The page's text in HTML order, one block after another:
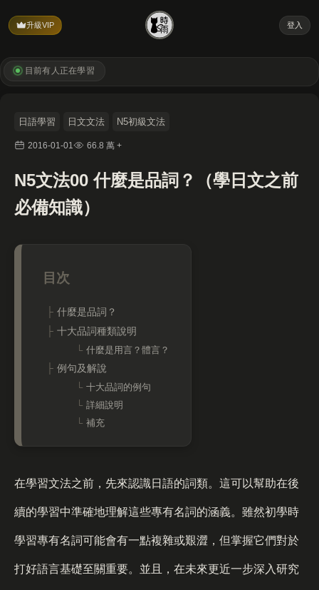
升級VIP 登入
目前有 人正在學習
日語學習 日文文法 N5初級文法
2016-01-01 66.8 萬 +
N5文法00 什麼是品詞？（學日文之前
必備知識）
什麼是品詞？
十大品詞種類說明
什麼是用言？體言？
例句及解說
十大品詞的例句
詳細說明
補充
在學習文法之前，先來認識日語的詞類。這可以幫助在後
續的學習中準確地理解這些專有名詞的涵義。雖然初學時
學習專有名詞可能會有一點複雜或艱澀，但掌握它們對於
打好語言基礎至關重要。並且，在未來更近一步深入研究